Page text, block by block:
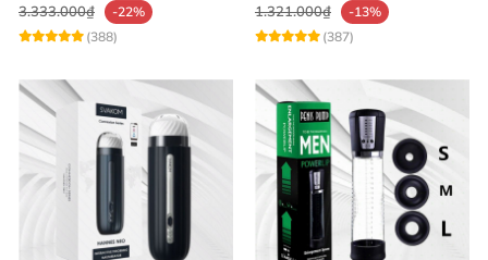
3.333.000₫
-22%
(388)
1.321.000₫
-13%
(387)